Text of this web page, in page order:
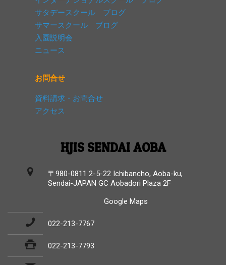
サタデースクール ブログ
サマースクール ブログ
入園説明会
ニュース
お問合せ
資料請求・お問合せ
アクセス
HJIS SENDAI AOBA
〒980-0811 2-5-22 Ichibancho, Aoba-ku,
Sendai-JAPAN GC Aobadori Plaza 2F
Google Maps
022-213-7767
022-213-7793